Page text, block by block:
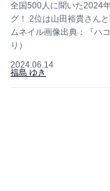
全国500人に聞いた2024
グ！ 2位は山田裕貴さん
ムネイル画像出典：『ハ
り）
2024.06.14
福島 ゆき